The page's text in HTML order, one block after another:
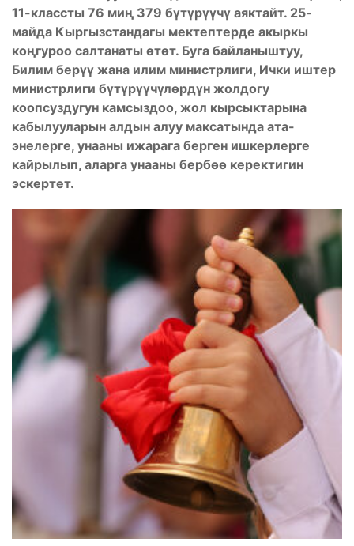
11-классты 76 миң 379 бүтүрүүчү аяктайт. 25-
майда Кыргызстандагы мектептерде акыркы
коңгуроо салтанаты өтөт. Буга байланыштуу,
Билим берүү жана илим министрлиги, Ички иштер
министрлиги бүтүрүүчүлөрдүн жолдогу
коопсуздугун камсыздоо, жол кырсыктарына
кабылууларын алдын алуу максатында ата-
энелерге, унааны ижарага берген ишкерлерге
кайрылып, аларга унааны бербөө керектигин
эскертет.